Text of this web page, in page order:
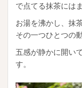
で点てる抹茶には
お湯を沸かし、抹
その一つひとつの
五感が静かに開い
す。